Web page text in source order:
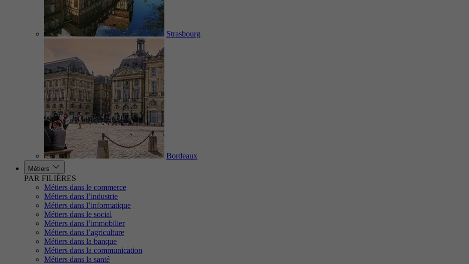
Strasbourg
Bordeaux
Métiers
PAR FILIÈRES
Métiers dans le commerce
Métiers dans l’industrie
Métiers dans l’informatique
Métiers dans le social
Métiers dans l’immobilier
Métiers dans l’agriculture
Métiers dans la banque
Métiers dans la communication
Métiers dans la santé